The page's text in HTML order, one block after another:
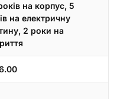
на корпус, 5
на електричну
2 роки на